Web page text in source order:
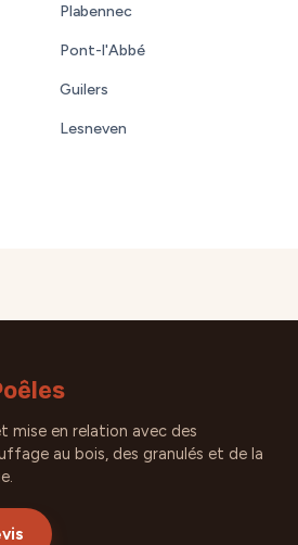
Plabennec
Pont-l'Abbé
Guilers
Lesneven
mise en relation avec des
au bois, des granulés et de la